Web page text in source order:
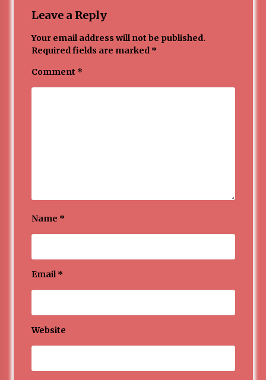
Leave a Reply
Your email address will not be published.
Required fields are marked *
Comment *
Name *
Email*
Website